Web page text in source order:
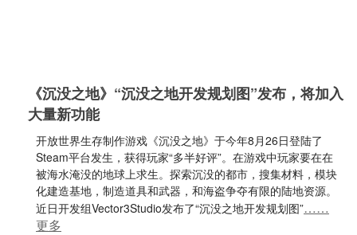
《沉没之地》“沉没之地开发规划图”发布，将加入
大量新功能
开放世界生存制作游戏《沉没之地》于今年8月26日登陆了
Steam平台发生，获得玩家“多半好评”。在游戏中玩家要在在
被海水淹没的地球上求生。探索沉没的都市，搜集材料，模块
化建造基地，制造道具和武器，和海盗争夺有限的陆地资源。
近日开发组Vector3Studio发布了“沉没之地开发规划图”……
更多